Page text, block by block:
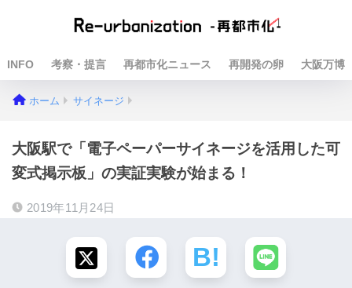
INFO 考察・提言 再都市化ニュース 再開発の卵 大阪万博
ホーム サイネージ
大阪駅で「電子ペーパーサイネージを活用した可
変式掲示板」の実証実験が始まる！
2019年11月24日